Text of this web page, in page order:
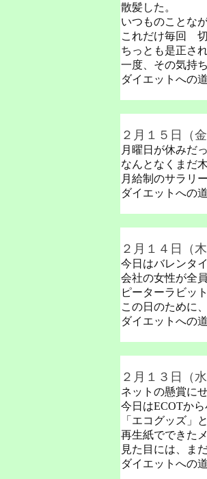
散髪した。
いつものことな
これだけ毎回 切
ちっとも是正され
一度、その気持
ダイエットへの
２月１５日（金
月曜日が休みだ
なんとなくまだ
月給制のサラリ
ダイエットへの
２月１４日（木
今日はバレンタ
会社の女性が全
ピーターラビッ
この日のために
ダイエットへの
２月１３日（水
ネットの懸賞に
今日はECOTから
「エコグッズ」
再生紙でできた
見た目には、ま
ダイエットへの